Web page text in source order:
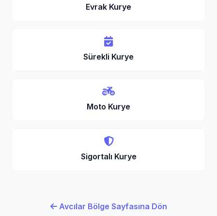
Evrak Kurye
Sürekli Kurye
Moto Kurye
Sigortalı Kurye
Avcılar Bölge Sayfasına Dön